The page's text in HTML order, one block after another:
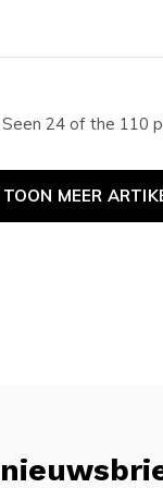
Seen 24 of the 110
TOON MEER